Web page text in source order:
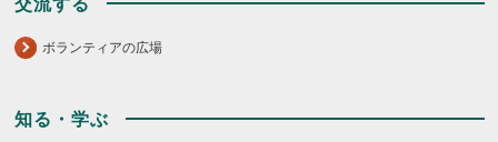
ボランティアの広場
知る・学ぶ